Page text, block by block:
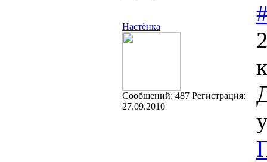
Настёнка
Cообщений: 487 Регистрация:
27.09.2010